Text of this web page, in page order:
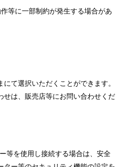
等に一部制約が発生する場合があ
て選択いただくことができます。
せは、販売店等にお問い合わせくだ
等を使用し接続する場合は、安全